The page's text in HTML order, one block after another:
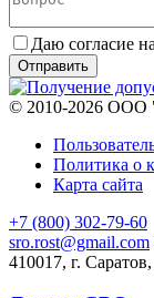
Даю согласие
© 2010-2026 ООО
Политика о
Карта сайта
+7 (800) 302-79-60
sro.rost@gmail.com
410017, г.